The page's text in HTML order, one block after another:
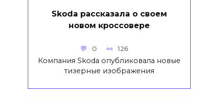
Skoda рассказала о своем
новом кроссовере
0 126
Компания Skoda опубликовала новые
тизерные изображения